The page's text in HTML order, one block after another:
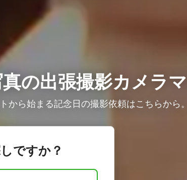
の出張撮影カメラ
から始まる記念日の撮影依頼はこちらから。
ですか？